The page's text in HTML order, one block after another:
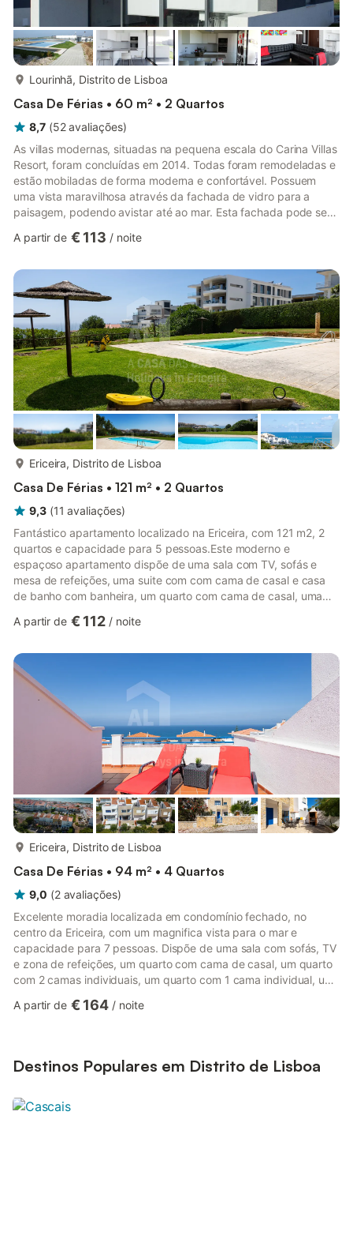
Lourinhã, Distrito de Lisboa
Casa De Férias • 60 m² • 2 Quartos
8,7 (52 avaliações)
As villas modernas, situadas na pequena escala do Carina Villas
Resort, foram concluídas em 2014. Todas foram remodeladas e
estão mobiladas de forma moderna e confortável. Possuem
uma vista maravilhosa através da fachada de vidro para a
paisagem, podendo avistar até ao mar. Esta fachada pode ser
entre o interior e o exterior se desvaneça. No exterior,
conjunto com os hóspedes das outras cinco villas, poderá
usufruir da piscina exterior e de uma casa de banho com
máquina de ...
A partir de € 113 / noite
Ericeira, Distrito de Lisboa
Casa De Férias • 121 m² • 2 Quartos
9,3 (11 avaliações)
Fantástico apartamento localizado na Ericeira, com 121 m2, 2
quartos e capacidade para 5 pessoas.Este moderno e
espaçoso apartamento dispõe de uma sala com TV, sofás e
mesa de refeições, uma suite com com cama de casal e casa
de banho com banheira, um quarto com cama de casal, uma
equipada com frigorífico, micro-ondas, forno, congelador,
talheres, utensílios de cozinha, máquina de café, torradeira e
jarro elétrico. No exterior este apartamento dispõe de 2
terraços: um terraço com liga...
A partir de € 112 / noite
Ericeira, Distrito de Lisboa
Casa De Férias • 94 m² • 4 Quartos
9,0 (2 avaliações)
Excelente moradia localizada em condomínio fechado, no
centro da Ericeira, com um magnifica vista para o mar e
capacidade para 7 pessoas. Dispõe de uma sala com sofás, TV
e zona de refeições, um quarto com cama de casal, um quarto
com 2 camas individuais, um quarto com 1 cama individual, um
banheira, uma casa de banho com duche e cozinha totalmente
talheres, utensílios de cozinha, cafeteira, torradeira e chaleira.
Dispõe a...
A partir de € 164 / noite
Destinos Populares em Distrito de Lisboa